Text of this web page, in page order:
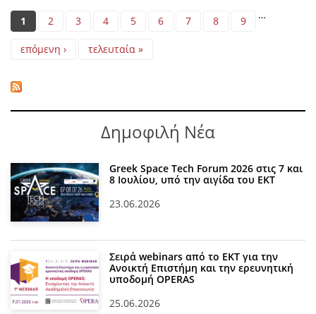
Pages
1 2 3 4 5 6 7 8 9 …
επόμενη › τελευταία »
Δημοφιλή Νέα
Greek Space Tech Forum 2026 στις 7 και
8 Ιουλίου, υπό την αιγίδα του ΕΚΤ
23.06.2026
Σειρά webinars από το ΕΚΤ για την
Ανοικτή Επιστήμη και την ερευνητική
υποδομή OPERAS
25.06.2026